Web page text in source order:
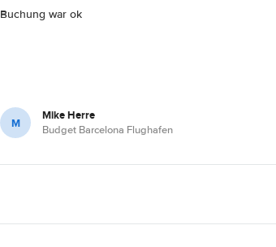
Buchung war ok
M Mike Herre
Budget Barcelona Flughafen